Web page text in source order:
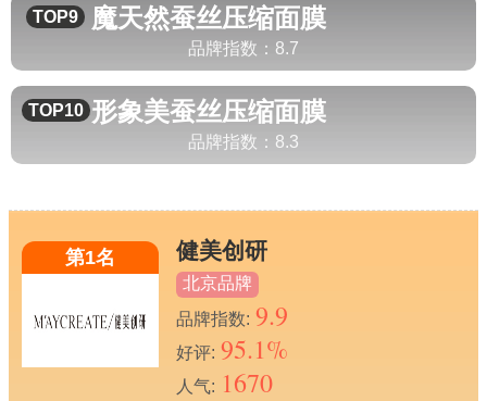
TOP9 魔天然蚕丝压缩面膜
品牌指数： 8.7
TOP10 形象美蚕丝压缩面膜
品牌指数： 8.3
第1名 健美创研
北京品牌
品牌指数: 9.9
好评: 95.1%
人气: 1670